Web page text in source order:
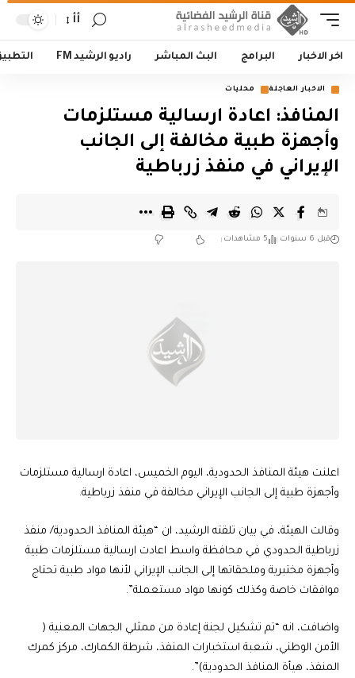
أأ
اخر الاخبار البرامج البث المباشر راديو الرشيد FM
الاخبار العاجلة محليات
المنافذ: اعادة ارسالية مستلزمات
وأجهزة طبية مخالفة إلى الجانب
الإيراني في منفذ زرباطية
قبل 6 سنوات 5 مشاهدات
اعلنت هيئة المنافذ الحدودية، اليوم الخميس، اعادة ارسالية مستلزمات
وأجهزة طبية إلى الجانب الإيراني مخالفة في منفذ زرباطية.
وقالت الهيئة، في بيان تلقته الرشيد، ان “هيئة المنافذ الحدودية/ منفذ
زرباطية الحدودي في محافظة واسط اعادت ارسالية مستلزمات طبية
وأجهزة مختبرية وملحقاتها إلى الجانب الإيراني لأنها مواد طبية تحتاج
موافقات خاصة وكذلك كونها مواد مستعملة”.
واضافت، انه “تم تشكيل لجنة إعادة من ممثلي الجهات المعنية (
الأمن الوطني، شعبة استخبارات المنفذ، شرطة الكمارك، مركز كمرك
المنفذ، هيأة المنافذ الحدودية)”.